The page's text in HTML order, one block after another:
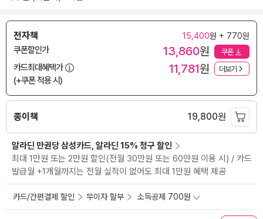
전자책 15,400원 + 770원
쿠폰할인가 13,860원 쿠폰
카드최대혜택가
(+쿠폰 적용 시)
11,781원 더보기
종이책 19,800원
알라딘 만권당 삼성카드, 알라딘 15% 청구 할인
최대 1만원 또는 2만원 할인(전월 30만원 또는 60만원 이용 시) / 카드
발급월 +1개월까지는 전월 실적이 없어도 최대 1만원 혜택 제공
카드/간편결제 할인 무이자 할부 소득공제 700원